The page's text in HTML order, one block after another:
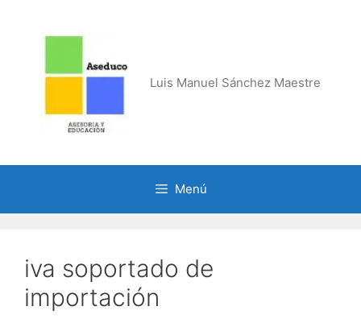
Luis Manuel Sánchez Maestre
Menú
iva soportado de
importación